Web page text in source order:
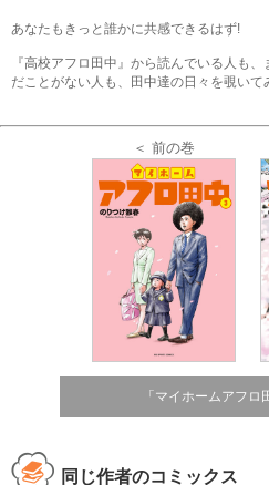
あなたもきっと誰かに共感できるはず!
『高校アフロ田中』から読んでいる人も
だことがない人も、田中達の日々を覗いて
＜ 前の巻
「マイホームアフロ
同じ作者のコミックス